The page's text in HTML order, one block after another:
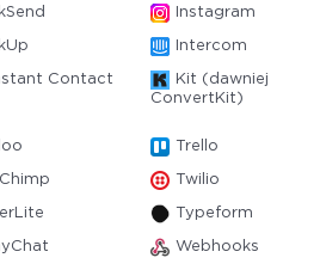
Instagram
Intercom
Contact
Kit (dawniej
ConvertKit)
Trello
Twilio
Typeform
Webhooks